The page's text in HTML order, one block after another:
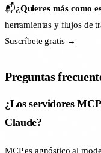
📬¿Quieres más como
herramientas y flujos de
Suscríbete gratis →
Preguntas
¿Los servidores
Claude?
MCP es agnóstico al